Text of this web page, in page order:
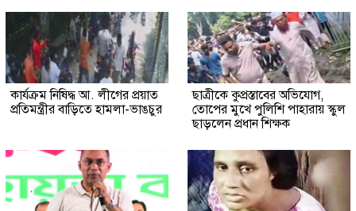
কার্যক্রম নিষিদ্ধ আ. লীগের প্রয়াত
প্রতিমন্ত্রীর বাড়িতে হামলা-ভাঙচুর
ছাত্রীকে কুপ্রস্তাবের অভিযোগ,
তোপের মুখে পুলিশি পাহারায় স্কুল
ছাড়লেন প্রধান শিক্ষক